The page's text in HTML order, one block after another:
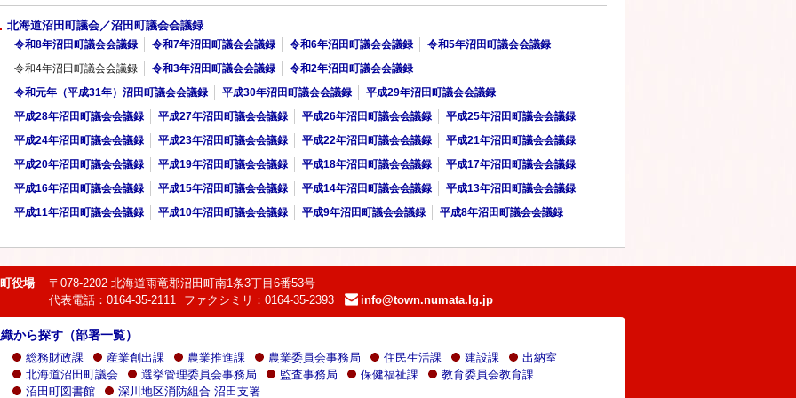
北海道沼田町議会／沼田町議会会議録
令和8年沼田町議会会議録 令和7年沼田町議会会議録 令和6年沼田町議会会議録 令和5年沼田町議会会議録
令和4年沼田町議会会議録 令和3年沼田町議会会議録 令和2年沼田町議会会議録
令和元年（平成31年）沼田町議会会議録 平成30年沼田町議会会議録 平成29年沼田町議会会議録
平成28年沼田町議会会議録 平成27年沼田町議会会議録 平成26年沼田町議会会議録 平成25年沼田町議会会議録
平成24年沼田町議会会議録 平成23年沼田町議会会議録 平成22年沼田町議会会議録 平成21年沼田町議会会議録
平成20年沼田町議会会議録 平成19年沼田町議会会議録 平成18年沼田町議会会議録 平成17年沼田町議会会議録
平成16年沼田町議会会議録 平成15年沼田町議会会議録 平成14年沼田町議会会議録 平成13年沼田町議会会議録
平成11年沼田町議会会議録 平成10年沼田町議会会議録 平成9年沼田町議会会議録 平成8年沼田町議会会議録
役場
〒078-2202 北海道雨竜郡沼田町南1条3丁目6番53号
代表電話：0164-35-2111
ファクシミリ：0164-35-2393
e-
mail：
info@town.numata.lg.jp
から探す（部署一覧）
総務財政課 産業創出課 農業推進課 農業委員会事務局 住民生活課 建設課
出納室
北海道沼田町議会
選挙管理委員会事務局 監査事務局 保健福祉課
教育委員会教育課
沼田町図書館
深川地区消防組合 沼田支署